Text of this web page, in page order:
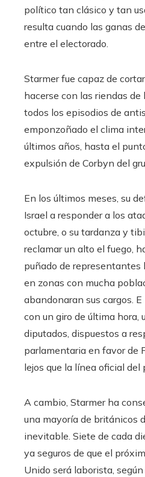
político tan clásico y tan
resulta cuando las ganas
entre el electorado.
Starmer fue capaz de
hacerse con las riendas
todos los episodios de
emponzoñado el clima
últimos años, hasta el
expulsión de Corbyn del
En los últimos meses, su
Israel a responder a los
octubre, o su tardanza y
reclamar un alto el fuego,
puñado de representantes
en zonas con mucha
abandonaran sus cargos.
con un giro de última hora,
diputados, dispuestos a
parlamentaria en favor de
lejos que la línea oficial del
A cambio, Starmer ha
una mayoría de británicos
inevitable. Siete de cada
ya seguros de que el
Unido será laborista,